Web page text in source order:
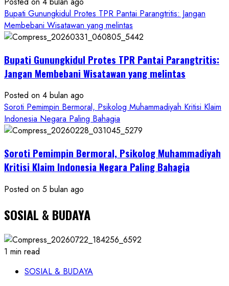
PWRI
RI
Minta
Resmi
Bupati Gunungkidul Protes TPR Pantai Parangtritis: Jangan
Membebani Wisatawan yang melintas
Bupati Gunungkidul Protes TPR Pantai Parangtritis:
Jangan Membebani Wisatawan yang melintas
Posted on 4 bulan ago
Soroti Pemimpin Bermoral, Psikolog Muhammadiyah Kritisi Klaim
Indonesia Negara Paling Bahagia
Soroti Pemimpin Bermoral, Psikolog Muhammadiyah
Kritisi Klaim Indonesia Negara Paling Bahagia
Posted on 5 bulan ago
SOSIAL & BUDAYA
1 min read
SOSIAL & BUDAYA